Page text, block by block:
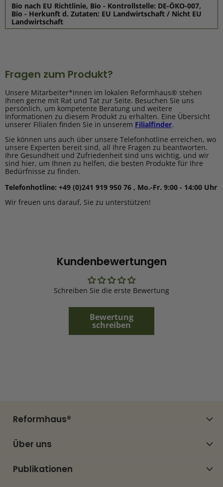
Bio nach EU Richtlinie, Bio - Kontrollstelle: DE-ÖKO-007,
Bio - Herkunft d. Zutaten: EU Landwirtschaft / Nicht EU
Landwirtschaft
Fragen zum Produkt?
Unsere Mitarbeiter*innen im lokalen Reformhaus® stehen
Ihnen gerne mit Rat und Tat zur Seite. Besuchen Sie uns
persönlich, um kompetente Beratung und weitere
Informationen zu diesem Produkt zu erhalten. Eine Übersicht
unserer Filialen finden Sie in unserem Filialfinder.
Sie können uns auch über unsere Telefonhotline erreichen, wo
unsere Experten bereit sind, all Ihre Fragen zu beantworten.
Ihre Gesundheit und Zufriedenheit sind uns wichtig, und wir
sind hier, um Ihnen zu helfen, die besten Produkte für Ihre
Bedürfnisse zu finden.
Telefonhotline: +49 (0)241 919 950 76 , Mo.-Fr. 9:00 - 14:00 Uhr
Wir freuen uns darauf, Sie zu unterstützen!
Kundenbewertungen
Schreiben Sie die erste Bewertung
Bewertung
schreiben
Reformhaus®
Über uns
Publikationen